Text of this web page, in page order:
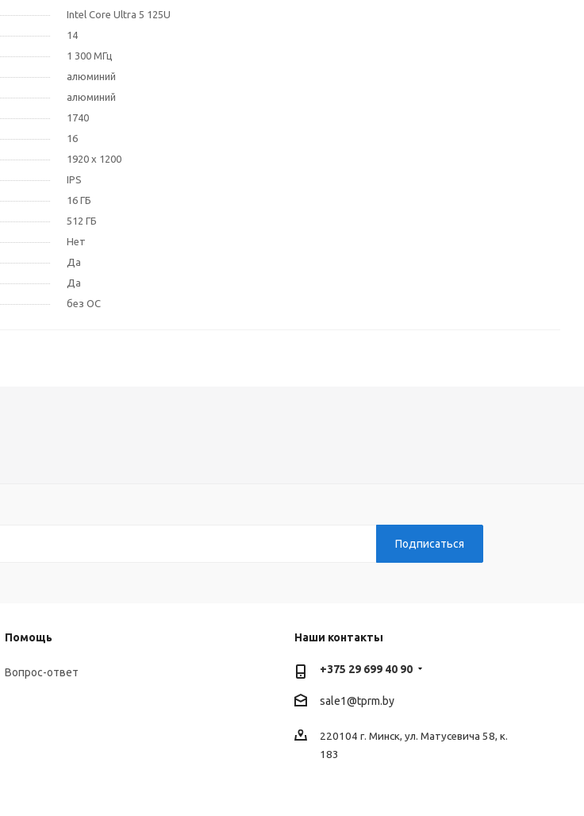
Intel Core Ultra 5 125U
14
1 300 МГц
алюминий
алюминий
1740
16
1920 x 1200
IPS
16 ГБ
512 ГБ
Нет
Да
Да
без ОС
Помощь
Вопрос-ответ
Наши контакты
+375 29 699 40 90
sale1@tprm.by
220104 г. Минск, ул. Матусевича 58, к.
183